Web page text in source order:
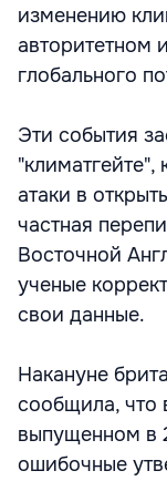
изменению
авторитетном
глобального
Эти события
"климатгейте",
атаки в
частная
Восточной
ученые
свои данные.
Накануне
сообщила, что
выпущенном в
ошибочные